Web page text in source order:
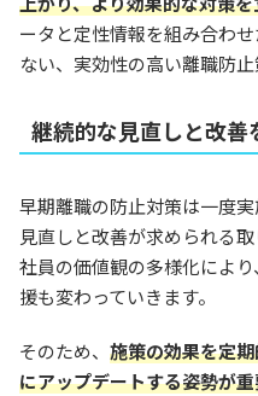
ータと定性情報を組み合わ
ない、実効性の高い離職防止
継続的な見直しと改善
早期離職の防止対策は一度
見直しと改善が求められる
社員の価値観の多様化によ
援も変わっていきます。
そのため、 施策の効果を定
にアップデートする姿勢が